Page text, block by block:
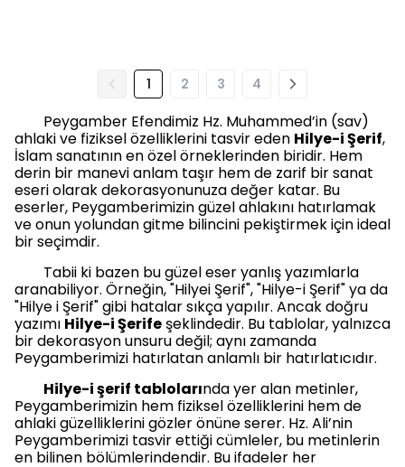
1 2 3 4
Peygamber Efendimiz Hz. Muhammed’in (sav)
ahlaki ve fiziksel özelliklerini tasvir eden Hilye-i Şerif,
İslam sanatının en özel örneklerinden biridir. Hem
derin bir manevi anlam taşır hem de zarif bir sanat
eseri olarak dekorasyonunuza değer katar. Bu
eserler, Peygamberimizin güzel ahlakını hatırlamak
ve onun yolundan gitme bilincini pekiştirmek için ideal
bir seçimdir.
Tabii ki bazen bu güzel eser yanlış yazımlarla
aranabiliyor. Örneğin, "Hilyei Şerif", "Hilye-i Şerif" ya da
"Hilye i Şerif" gibi hatalar sıkça yapılır. Ancak doğru
yazımı Hilye-i Şerifeşeklindedir. Bu tablolar, yalnızca
bir dekorasyon unsuru değil; aynı zamanda
Peygamberimizi hatırlatan anlamlı bir hatırlatıcıdır.
Hilye-i şerif tablolarında yer alan metinler,
Peygamberimizin hem fiziksel özelliklerini hem de
ahlaki güzelliklerini gözler önüne serer. Hz. Ali’nin
Peygamberimizi tasvir ettiği cümleler, bu metinlerin
en bilinen bölümlerindendir. Bu ifadeler her